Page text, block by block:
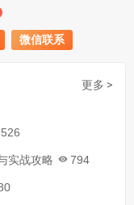
微信联系
更多 >